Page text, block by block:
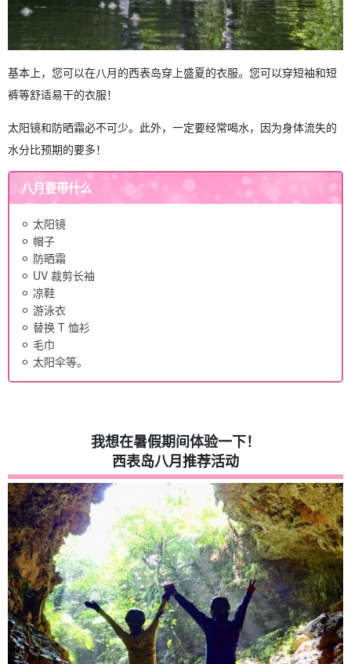
基本上，您可以在八月的西表岛穿上盛夏的衣服。您可以穿短袖和短
裤等舒适易干的衣服！
太阳镜和防晒霜必不可少。此外，一定要经常喝水，因为身体流失的
水分比预期的要多！
八月要带什么
⚪︎ 太阳镜
⚪︎ 帽子
⚪︎ 防晒霜
⚪︎ UV 裁剪长袖
⚪︎ 凉鞋
⚪︎ 游泳衣
⚪︎ 替换 T 恤衫
⚪︎ 毛巾
⚪︎ 太阳伞等。
我想在暑假期间体验一下！
西表岛八月推荐活动